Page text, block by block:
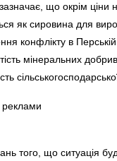
що окрім ціни
як сировина для
конфлікту в
мінеральних
реклами
того, що ситуація